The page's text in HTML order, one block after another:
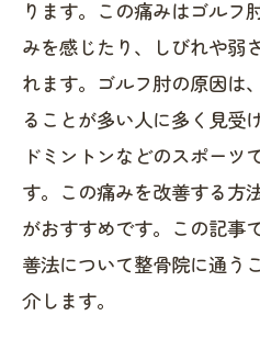
ります。この痛みはゴルフ
みを感じたり、しびれや弱
れます。ゴルフ肘の原因は
ることが多い人に多く見受
ドミントンなどのスポーツ
す。この痛みを改善する方
がおすすめです。この記事
善法について整骨院に通う
介します。